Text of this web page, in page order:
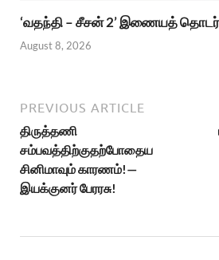
‘வதந்தி – சீசன் 2’ இணையத்
August 8, 2026
PREVIOUS ARTICLE
திருத்தணி
சம்பவத்திற்குதற்போதைய
சினிமாவும் காரணம்!—
இயக்குனர் பேரரசு!